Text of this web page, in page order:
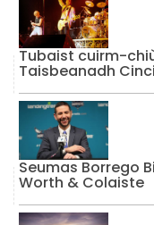
Tubaist cuirm-
Taisbeanadh
Seumas Borrego
Worth & Colaiste